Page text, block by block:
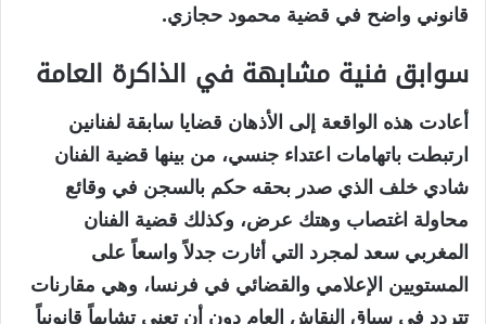
قانوني واضح في قضية محمود حجازي.
سوابق فنية مشابهة في الذاكرة العامة
أعادت هذه الواقعة إلى الأذهان قضايا سابقة لفنانين
ارتبطت باتهامات اعتداء جنسي، من بينها قضية الفنان
شادي خلف الذي صدر بحقه حكم بالسجن في وقائع
محاولة اغتصاب وهتك عرض، وكذلك قضية الفنان
المغربي سعد لمجرد التي أثارت جدلاً واسعاً على
المستويين الإعلامي والقضائي في فرنسا، وهي مقارنات
تتردد في سياق النقاش العام دون أن تعني تشابهاً قانونياً